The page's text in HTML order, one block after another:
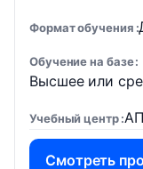
Формат обучения
Обучение на базе
Высшее или
Учебный центр
Смотреть